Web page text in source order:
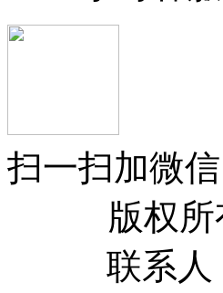
扫一扫加微信
版权
联系人